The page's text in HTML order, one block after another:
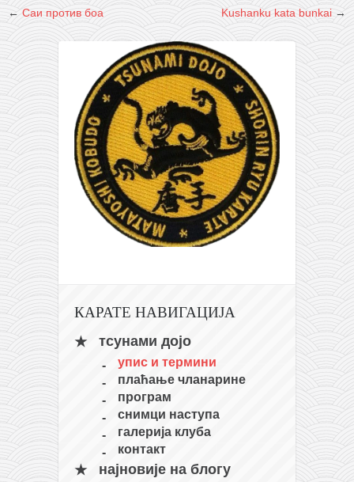
← Саи против боа Kushanku kata bunkai →
КАРАТЕ НАВИГАЦИЈА
тсунами дојо
упис и термини
плаћање чланарине
програм
снимци наступа
галерија клуба
контакт
најновије на блогу